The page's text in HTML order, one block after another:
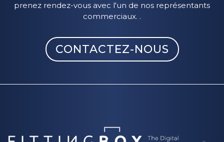
prenez rendez-vous avec l'un de nos représentants
commerciaux. .
CONTACTEZ-NOUS